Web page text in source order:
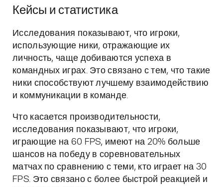
Кейсы и статистика
Исследования показывают, что игроки,
использующие ники, отражающие их
личность, чаще добиваются успеха в
командных играх. Это связано с тем, что такие
ники способствуют лучшему взаимодействию
и коммуникации в команде.
Что касается производительности,
исследования показывают, что игроки,
играющие на 60 FPS, имеют на 20% больше
шансов на победу в соревновательных
матчах по сравнению с теми, кто играет на 30
FPS. Это связано с более быстрой реакцией и